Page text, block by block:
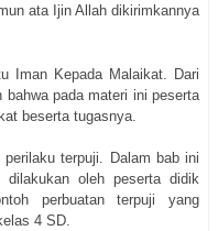
ata Ijin Allah dikirimkannya
Iman Kepada Malaikat. Dari
pada materi ini peserta
beserta tugasnya.
terpuji. Dalam bab ini
dilakukan oleh peserta didik
perbuatan terpuji yang
4 SD.